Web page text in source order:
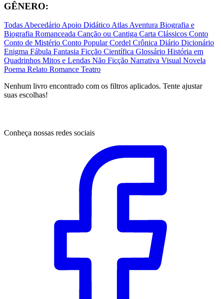
GÊNERO:
TodasAbecedárioApoio DidáticoAtlasAventura Biografia e
Biografia Romanceada Canção ou Cantiga Carta Clássicos Conto
Conto de Mistério Conto PopularCordel Crônica Diário Dicionário
Enigma Fábula Fantasia Ficção Científica Glossário História em
Quadrinhos Mitos e Lendas Não Ficção Narrativa Visual Novela
Poema Relato Romance Teatro
Nenhum livro encontrado com os filtros aplicados. Tente ajustar
suas escolhas!
Conheça nossas redes sociais